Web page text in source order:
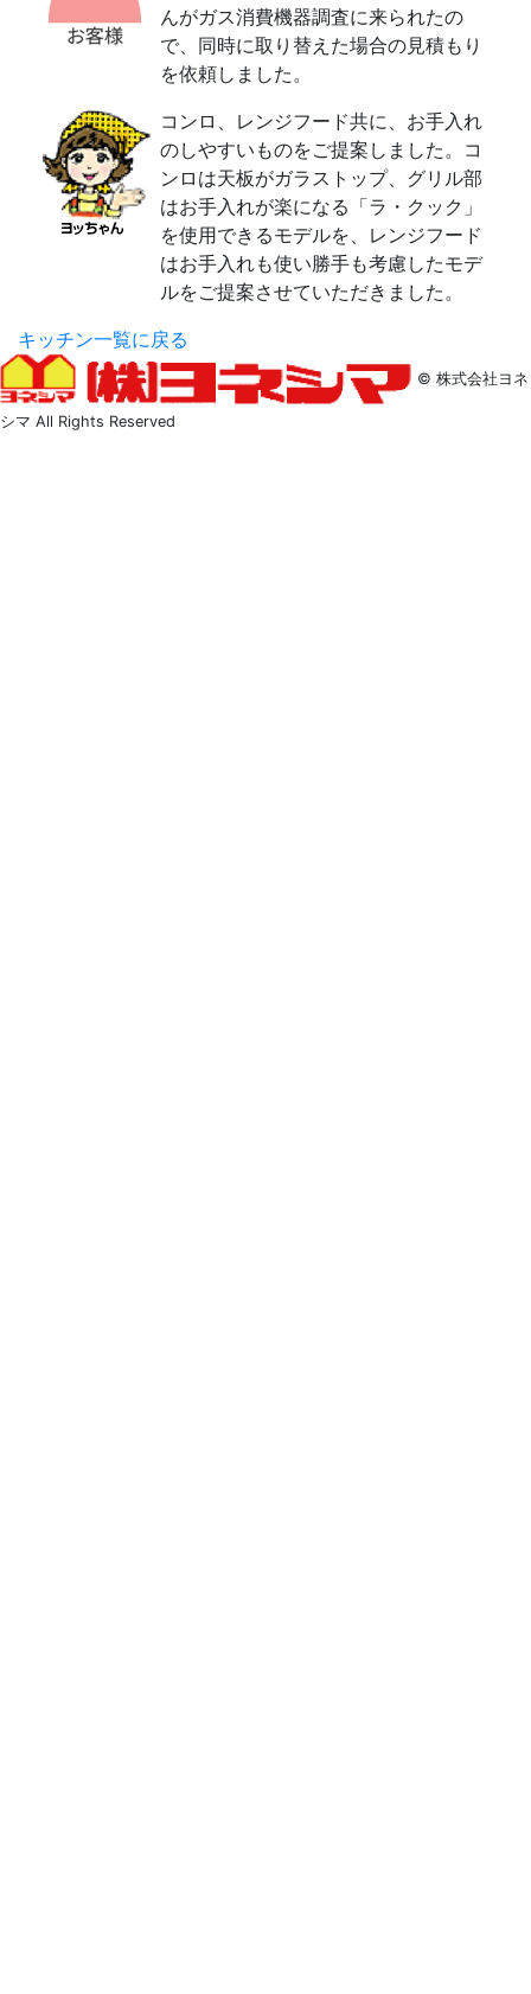
んがガス消費機器調査に来られたの
で、同時に取り替えた場合の見積もり
を依頼しました。
コンロ、レンジフード共に、お手入れ
のしやすいものをご提案しました。コ
ンロは天板がガラストップ、グリル部
はお手入れが楽になる「ラ・クック」
を使用できるモデルを、レンジフード
はお手入れも使い勝手も考慮したモデ
ルをご提案させていただきました。
キッチン一覧に戻る
© 株式会社ヨネ
シマ All Rights Reserved